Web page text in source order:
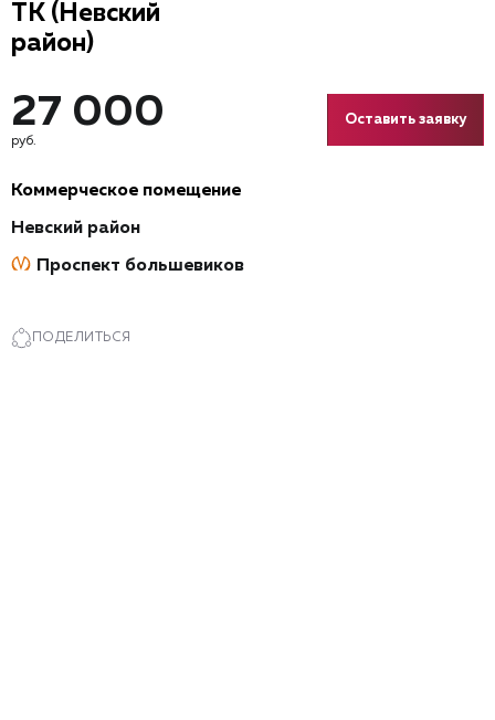
ТК (Невский
район)
Коммерческое помещение
Проспект большевиков
Невский район
ПОДЕЛИТЬСЯ
27 000
руб.
Оставить заявку